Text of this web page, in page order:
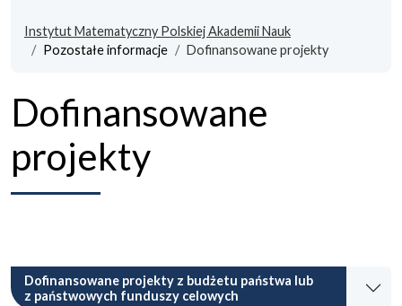
Instytut Matematyczny Polskiej Akademii Nauk
Pozostałe informacje
Dofinansowane projekty
Dofinansowane
projekty
Dofinansowane projekty z budżetu państwa lub
z państwowych funduszy celowych